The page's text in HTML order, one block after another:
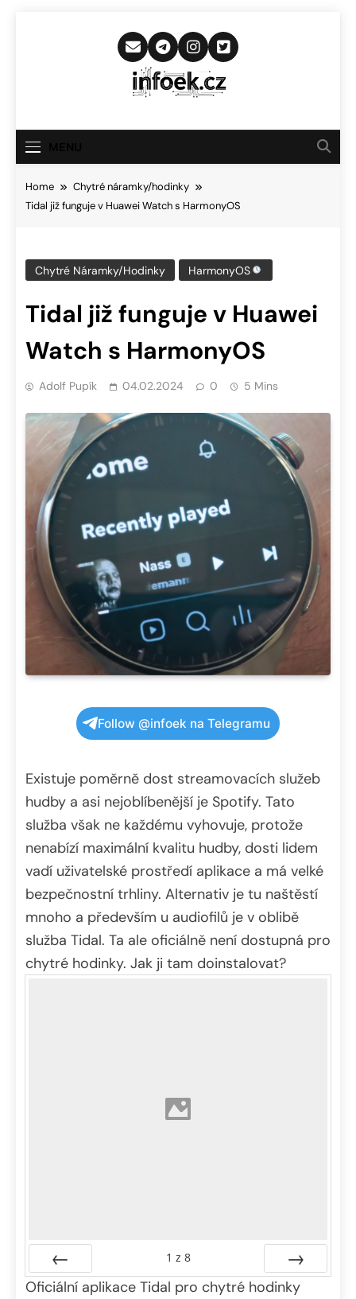
Infoek.cz
Novinkám
Home
Chytré náramky/hodinky
Tidal již funguje v Huawei Watch s HarmonyOS
Chytré Náramky/hodinky HarmonyOS
Tidal již funguje v Huawei
Watch s HarmonyOS
Adolf Pupík 04.02.2024 0 5 Mins
Follow @infoek na Telegramu
Existuje poměrně dost streamovacích služeb
hudby a asi nejoblíbenější je Spotify. Tato
služba však ne každému vyhovuje, protože
nenabízí maximální kvalitu hudby, dosti lidem
vadí uživatelské prostředí aplikace a má velké
bezpečnostní trhliny. Alternativ je tu naštěstí
mnoho a především u audiofilů je v oblibě
služba Tidal. Ta ale oficiálně není dostupná pro
chytré hodinky. Jak ji tam doinstalovat?
Předchozí
1 z 8
Další
Oficiální aplikace Tidal pro chytré hodinky